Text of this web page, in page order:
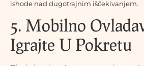
ishode nad dugotrajnim iščekivanjem.
5. Mobilno
Igrajte U Pokretu